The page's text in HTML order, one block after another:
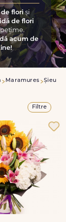
de floriși
de flori
acum de
Maramures Șieu
Filtre